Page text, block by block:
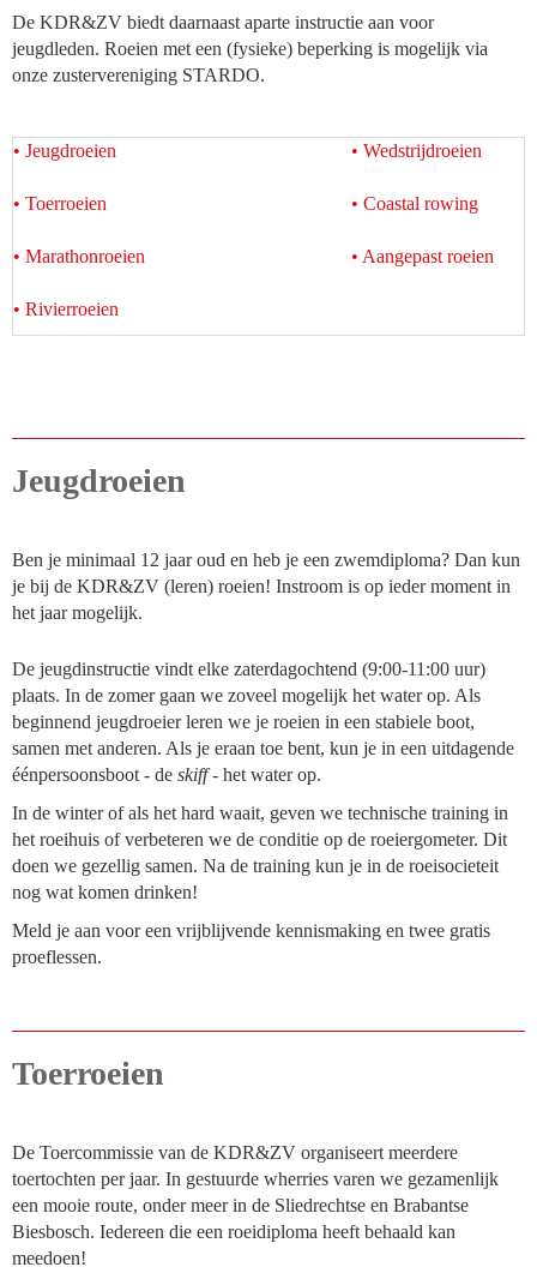
De KDR&ZV biedt daarnaast aparte instructie aan voor
jeugdleden. Roeien met een (fysieke) beperking is mogelijk via
onze zustervereniging STARDO.
• Jeugdroeien • Wedstrijdroeien
• Toerroeien • Coastal rowing
• Marathonroeien • Aangepast roeien
• Rivierroeien
Jeugdroeien
Ben je minimaal 12 jaar oud en heb je een zwemdiploma? Dan kun
je bij de KDR&ZV (leren) roeien! Instroom is op ieder moment in
het jaar mogelijk.
De jeugdinstructie vindt elke zaterdagochtend (9:00-11:00 uur)
plaats. In de zomer gaan we zoveel mogelijk het water op. Als
beginnend jeugdroeier leren we je roeien in een stabiele boot,
samen met anderen. Als je eraan toe bent, kun je in een uitdagende
éénpersoonsboot - de skiff- het water op.
In de winter of als het hard waait, geven we technische training in
het roeihuis of verbeteren we de conditie op de roeiergometer. Dit
doen we gezellig samen. Na de training kun je in de roeisocieteit
nog wat komen drinken!
Meld je aan voor een vrijblijvende kennismaking en twee gratis
proeflessen.
Toerroeien
De Toercommissie van de KDR&ZV organiseert meerdere
toertochten per jaar. In gestuurde wherries varen we gezamenlijk
een mooie route, onder meer in de Sliedrechtse en Brabantse
Biesbosch. Iedereen die een roeidiploma heeft behaald kan
meedoen!